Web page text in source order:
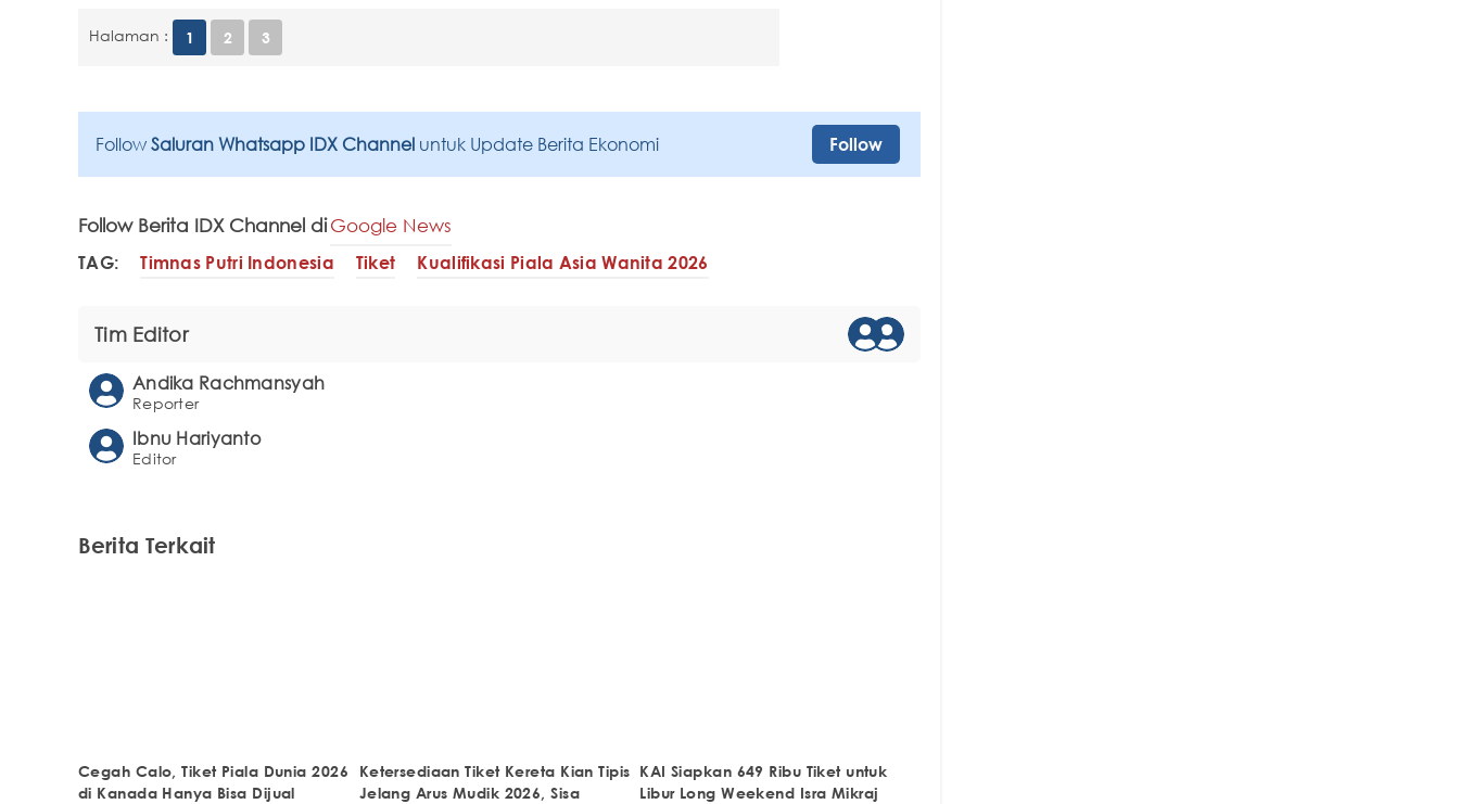
Halaman : 1 2 3
Follow Saluran Whatsapp IDX Channel untuk Update Berita Ekonomi Follow
Follow Berita IDX Channel diGoogle News
TAG: Timnas Putri Indonesia Tiket Kualifikasi Piala Asia Wanita 2026
Tim Editor
Andika Rachmansyah
Reporter
Ibnu Hariyanto
Editor
Berita Terkait
Cegah Calo, Tiket Piala Dunia 2026
di Kanada Hanya Bisa Dijual
Ketersediaan Tiket Kereta Kian Tipis
Jelang Arus Mudik 2026, Sisa
KAI Siapkan 649 Ribu Tiket untuk
Libur Long Weekend Isra Mikraj